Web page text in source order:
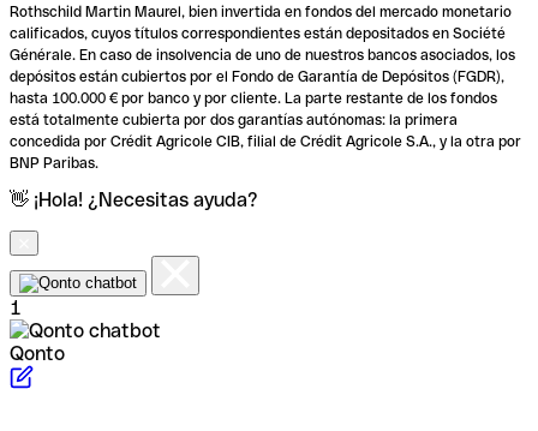
Rothschild Martin Maurel, bien invertida en fondos del mercado monetario
calificados, cuyos títulos correspondientes están depositados en Société
Générale. En caso de insolvencia de uno de nuestros bancos asociados, los
depósitos están cubiertos por el Fondo de Garantía de Depósitos (FGDR),
hasta 100.000 € por banco y por cliente. La parte restante de los fondos
está totalmente cubierta por dos garantías autónomas: la primera
concedida por Crédit Agricole CIB, filial de Crédit Agricole S.A., y la otra por
BNP Paribas.
👋 ¡Hola! ¿Necesitas ayuda?
1
Qonto